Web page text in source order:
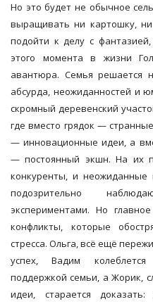
Но это будет не обычное
выращивать ни картошку,
подойти к делу с
этого момента в жизни
авантюра. Семья решается
абсурда, неожиданностей и
скромный деревенский
где вместо грядок —
— инновационные идеи, а
— постоянный экшн. На их
конкуренты, и неожиданные
подозрительно
экспериментами. Но
конфликты, которые
стресса. Ольга, всё ещё
успех, Вадим
поддержкой семьи, а Жорик,
идеи, старается